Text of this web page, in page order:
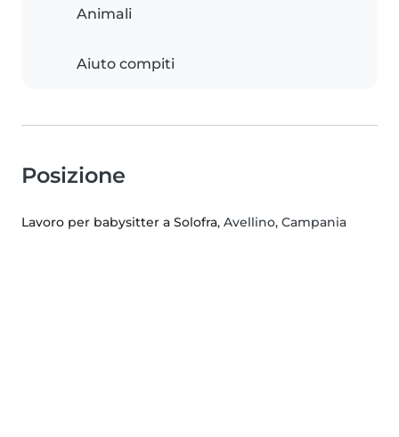
Animali
Aiuto compiti
Posizione
Lavoro per babysitter a Solofra, Avellino, Campania